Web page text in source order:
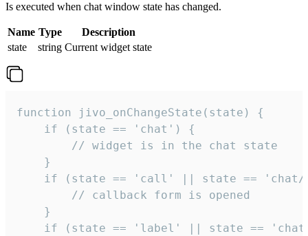
Is executed when chat window state has changed.
Name Type
Description
state
string Current widget state
function jivo_onChangeState(state) {
    if (state == 'chat') {
        // widget is in the chat state
    }
if (state == 'call' || state ==
        // callback form is opened
    }
if (state == 'label' || state ==